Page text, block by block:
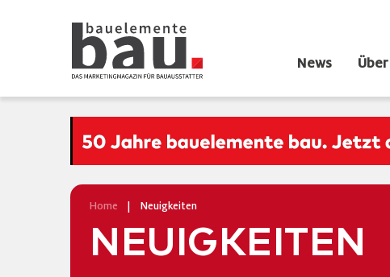
News
Home Neuigkeiten
NEUIGKEITEN